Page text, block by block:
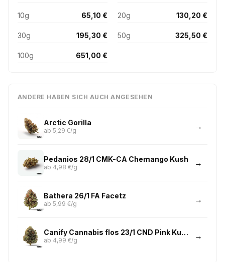
10g 65,10 € 20g 130,20 €
30g 195,30 € 50g 325,50 €
100g 651,00 €
ANDERE HABEN SICH AUCH ANGESEHEN
Arctic Gorilla
ab 5,29 €/g
Pedanios 28/1 CMK-CA Chemango Kush
ab 4,98 €/g
Bathera 26/1 FA Facetz
ab 5,99 €/g
Canify Cannabis flos 23/1 CND Pink Kush
ab 4,99 €/g